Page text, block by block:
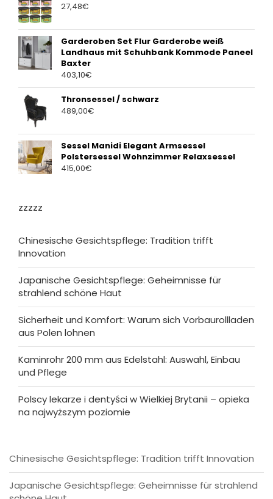
27,48€
Garderoben Set Flur Garderobe weiß
Landhaus mit Schuhbank Kommode Paneel
Baxter
403,10€
Thronsessel / schwarz
489,00€
Sessel Manidi Elegant Armsessel
Polstersessel Wohnzimmer Relaxsessel
415,00€
zzzzz
Chinesische Gesichtspflege: Tradition trifft
Innovation
Japanische Gesichtspflege: Geheimnisse für
strahlend schöne Haut
Sicherheit und Komfort: Warum sich Vorbaurollladen
aus Polen lohnen
Kaminrohr 200 mm aus Edelstahl: Auswahl, Einbau
und Pflege
Polscy lekarze i dentyści w Wielkiej Brytanii – opieka
na najwyższym poziomie
Chinesische Gesichtspflege: Tradition trifft Innovation
Japanische Gesichtspflege: Geheimnisse für strahlend